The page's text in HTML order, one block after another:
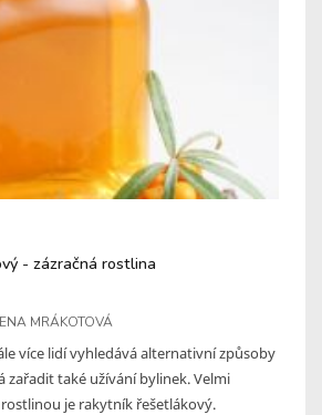
- zázračná rostlina
MRÁKOTOVÁ
více lidí vyhledává alternativní způsoby
zařadit také užívání bylinek. Velmi
je rakytník řešetlákový.